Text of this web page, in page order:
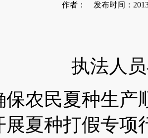
作者： 发布时间：
执法人员
民夏种生产
展夏种打假专项